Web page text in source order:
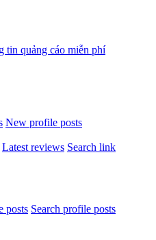
New profile posts
Latest reviews Search link
posts Search profile posts